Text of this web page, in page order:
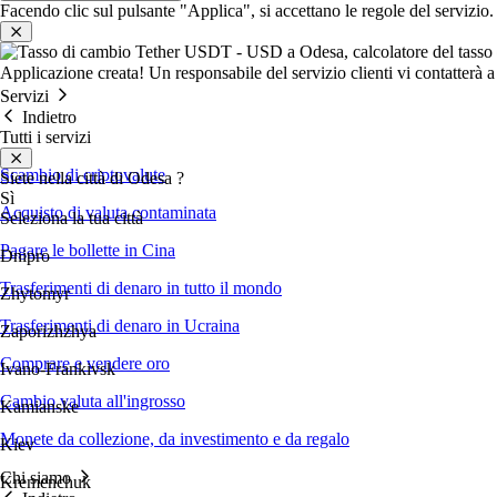
Facendo clic sul pulsante "Applica", si accettano le regole del servizio.
Applicazione creata! Un responsabile del servizio clienti vi contatterà
Servizi
Indietro
Tutti i servizi
Scambio di criptovalute
Acquisto di valuta contaminata
Pagare le bollette in Cina
Trasferimenti di denaro in tutto il mondo
Trasferimenti di denaro in Ucraina
Comprare e vendere oro
Cambio valuta all'ingrosso
Monete da collezione, da investimento e da regalo
Chi siamo
Siete nella città diOdesa ?
Sì
Seleziona la tua città
Dnipro
Zhytomyr
Zaporizhzhya
Ivano-Frankivsk
Kamianske
Kiev
Kremenchuk